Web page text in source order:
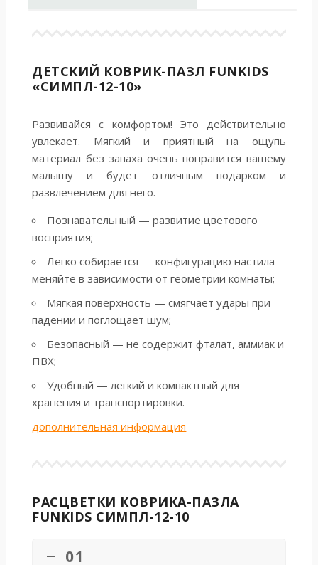
ДЕТСКИЙ КОВРИК-ПАЗЛ FUNKIDS
«СИМПЛ-12-10»
Развивайся с комфортом! Это действительно
увлекает. Мягкий и приятный на ощупь
материал без запаха очень понравится вашему
малышу и будет отличным подарком и
развлечением для него.
Познавательный — развитие цветового
восприятия;
Легко собирается — конфигурацию настила
меняйте в зависимости от геометрии комнаты;
Мягкая поверхность — смягчает удары при
падении и поглощает шум;
Безопасный — не содержит фталат, аммиак и
ПВХ;
Удобный — легкий и компактный для
хранения и транспортировки.
дополнительная информация
РАСЦВЕТКИ КОВРИКА-ПАЗЛА
FUNKIDS СИМПЛ-12-10
01